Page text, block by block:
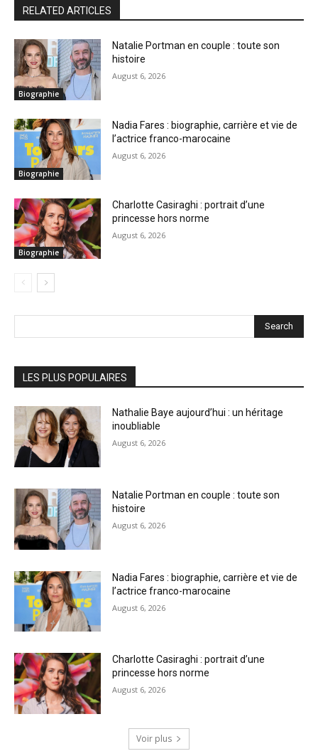
RELATED ARTICLES
Biographie
Natalie Portman en couple : toute son
histoire
August 6, 2026
Biographie
Nadia Fares : biographie, carrière et vie de
l’actrice franco-marocaine
August 6, 2026
Biographie
Charlotte Casiraghi : portrait d’une
princesse hors norme
August 6, 2026
Search
LES PLUS POPULAIRES
Nathalie Baye aujourd’hui : un héritage
inoubliable
August 6, 2026
Natalie Portman en couple : toute son
histoire
August 6, 2026
Nadia Fares : biographie, carrière et vie de
l’actrice franco-marocaine
August 6, 2026
Charlotte Casiraghi : portrait d’une
princesse hors norme
August 6, 2026
Voir plus